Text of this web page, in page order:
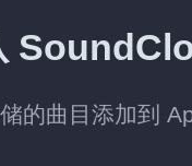
的曲目添加到